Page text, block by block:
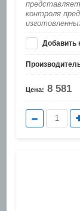
контроля
Добавить
Цена: 8 581